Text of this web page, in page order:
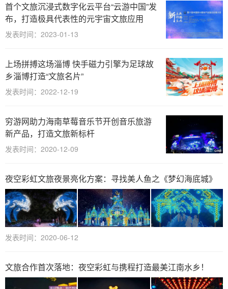
首个文旅沉浸式数字化云平台“云游中国”发
布，打造极具代表性的元宇宙文旅应用
发表时间：2023-01-13
上场拼搏这场淄博 快手磁力引擎为足球故
乡淄博打造“文旅名片”
发表时间：2022-12-19
穷游网助力海南草莓音乐节开创音乐旅游
新产品，打造文旅新标杆
发表时间：2020-12-09
夜空彩虹文旅夜景亮化方案：寻找美人鱼之《梦幻海底城》
发表时间：2020-06-12
文旅合作首次落地：夜空彩虹与携程打造最美江南水乡！